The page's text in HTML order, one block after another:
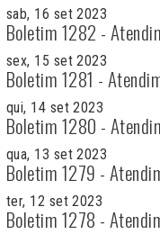
sab, 16 set 2023
Boletim 1282 -
sex, 15 set 2023
Boletim 1281 -
qui, 14 set 2023
Boletim 1280 -
qua, 13 set 2023
Boletim 1279 -
ter, 12 set 2023
Boletim 1278 -